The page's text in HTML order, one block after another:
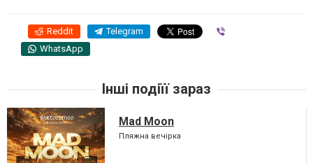
Reddit Telegram
WhatsApp
Інші подіїї зараз
Mad Moon
Пляжна вечірка